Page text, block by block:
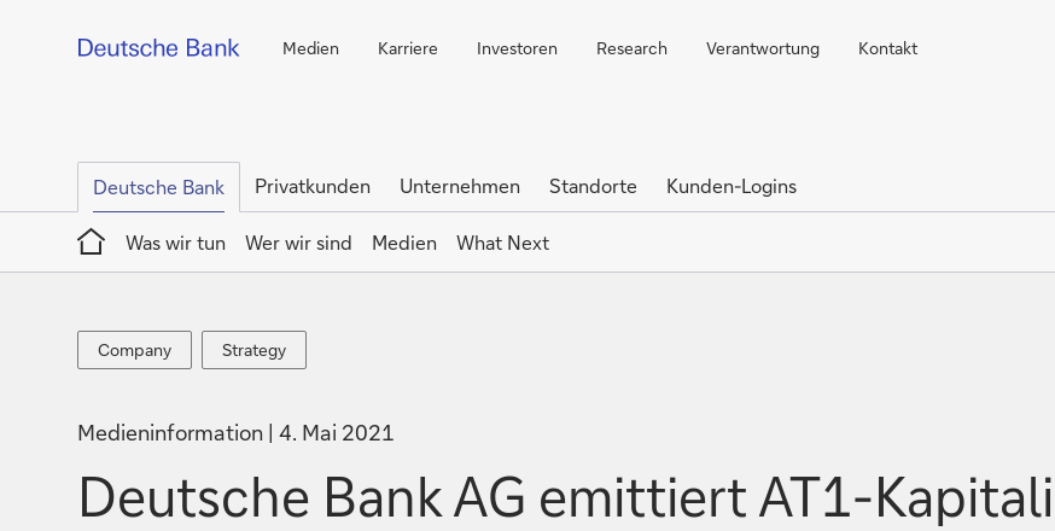
Medien Karriere Investoren Research Verantwortung Kontakt
Deutsche Bank Privatkunden Unternehmen Standorte
Kunden-Logins
Home
Was wir tun
Wer wir sind Medien What Next
Company
Company
Strategy
Strategy
Medieninformation 4. Mai 2021
Deutsche Bank AG emittiert AT1-